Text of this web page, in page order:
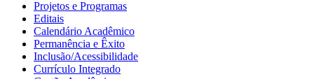
Projetos e Programas
Editais
Calendário Acadêmico
Permanência e Êxito
Inclusão/Acessibilidade
Currículo Integrado